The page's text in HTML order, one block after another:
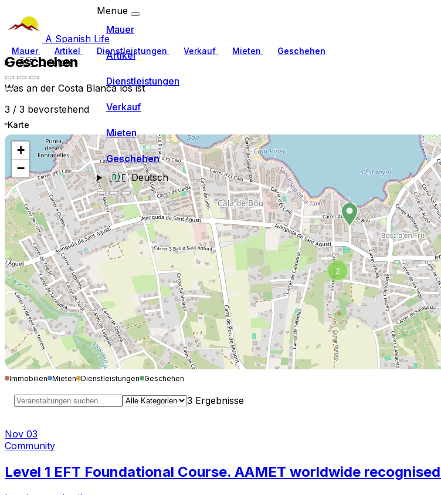
A Spanish Life
Mauer Artikel Dienstleistungen Verkauf Mieten Geschehen
🇩🇪Deutsch
Menue
Mauer
Artikel
Dienstleistungen
Verkauf
Mieten
Geschehen
🇩🇪Deutsch
Geschehen
Was an der Costa Blanca los ist
3 / 3 bevorstehend
Karte
2
+
−
Immobilien Mieten Dienstleistungen Geschehen
3 Ergebnisse
Nov 03
Community
Level 1 EFT Foundational Course. AAMET worldwide